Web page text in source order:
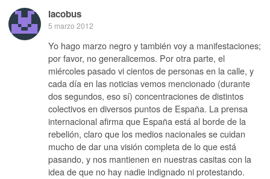
iacobus
5 marzo 2012
Yo hago marzo negro y también voy a manifestaciones;
por favor, no generalicemos. Por otra parte, el
miércoles pasado vi cientos de personas en la calle, y
cada día en las noticias vemos mencionado (durante
dos segundos, eso sí) concentraciones de distintos
colectivos en diversos puntos de España. La prensa
internacional afirma que España está al borde de la
rebelión, claro que los medios nacionales se cuidan
mucho de dar una visión completa de lo que está
pasando, y nos mantienen en nuestras casitas con la
idea de que no hay nadie indignado ni protestando.